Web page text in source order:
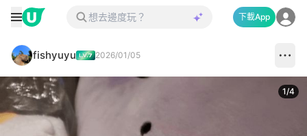
下載App
fishyuyu 2026/01/05
1/4